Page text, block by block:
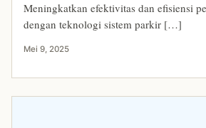
Meningkatkan efektivitas dan efisiensi
dengan teknologi sistem parkir […]
Mei 9, 2025